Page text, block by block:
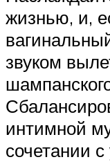
жизнью, и,
звуком
интимной
сочетании